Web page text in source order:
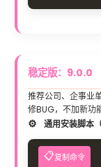
稳定版：9.0.0
推荐公司、企事业
修BUG，不加新功
通用安装脚本
复制命令